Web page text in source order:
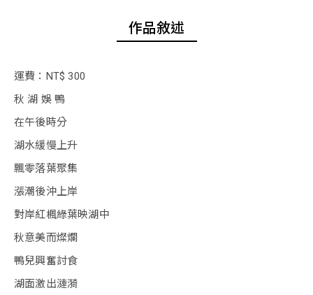
作品敘述
運費：NT$ 300
秋 湖 娛 鴨
在午後時分
湖水緩慢上升
飄零落葉聚集
漲潮後沖上岸
對岸紅楓綠葉映湖中
秋意美而燦爛
鴨兒興奮討食
湖面激出漣漪